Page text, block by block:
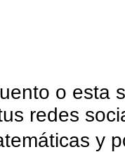
o esta
redes
y